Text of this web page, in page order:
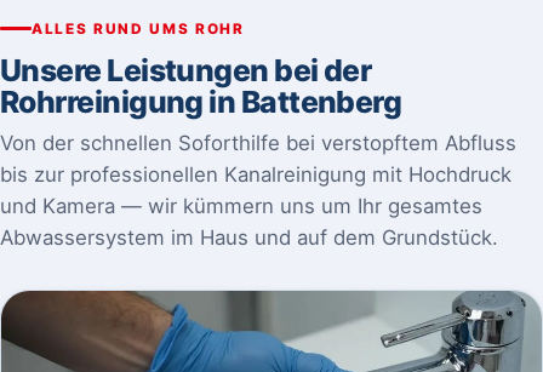
ALLES RUND UMS ROHR
Unsere Leistungen bei der
Rohrreinigung in Battenberg
Von der schnellen Soforthilfe bei verstopftem Abfluss
bis zur professionellen Kanalreinigung mit Hochdruck
und Kamera — wir kümmern uns um Ihr gesamtes
Abwassersystem im Haus und auf dem Grundstück.